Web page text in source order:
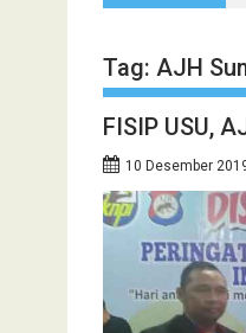
Tag: AJH
FISIP USU,
10 Desember